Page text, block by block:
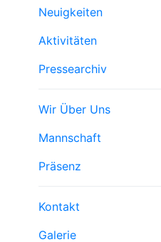
Neuigkeiten
Aktivitäten
Pressearchiv
Trenner3
Wir Über Uns
Mannschaft
Präsenz
Trenner4
Kontakt
Galerie